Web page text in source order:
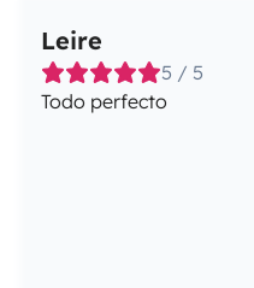
Leire
5 / 5
Todo perfecto